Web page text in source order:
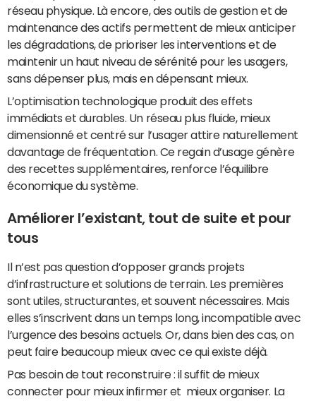
réseau physique. Là encore, des outils de gestion et de
maintenance des actifs permettent de mieux anticiper
les dégradations, de prioriser les interventions et de
maintenir un haut niveau de sérénité pour les usagers,
sans dépenser plus, mais en dépensant mieux.
L’optimisation technologique produit des effets
immédiats et durables. Un réseau plus fluide, mieux
dimensionné et centré sur l’usager attire naturellement
davantage de fréquentation. Ce regain d’usage génère
des recettes supplémentaires, renforce l’équilibre
économique du système.
Améliorer l’existant, tout de suite et pour
tous
Il n’est pas question d’opposer grands projets
d’infrastructure et solutions de terrain. Les premières
sont utiles, structurantes, et souvent nécessaires. Mais
elles s’inscrivent dans un temps long, incompatible avec
l’urgence des besoins actuels. Or, dans bien des cas, on
peut faire beaucoup mieux avec ce qui existe déjà.
Pas besoin de tout reconstruire : il suffit de mieux
connecter pour mieux infirmer et mieux organiser. La